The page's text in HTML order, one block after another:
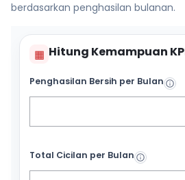
berdasarkan penghasilan bulanan.
▦ Hitung Kemampuan
Penghasilan Bersih per Bulan
Total Cicilan per Bulan